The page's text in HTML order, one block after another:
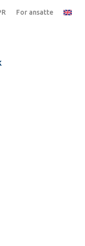
For ansatte